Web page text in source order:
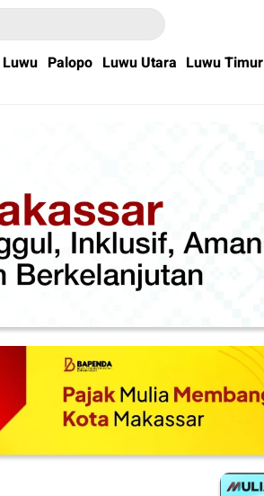
Luwu Palopo Luwu Utara Luwu Timur